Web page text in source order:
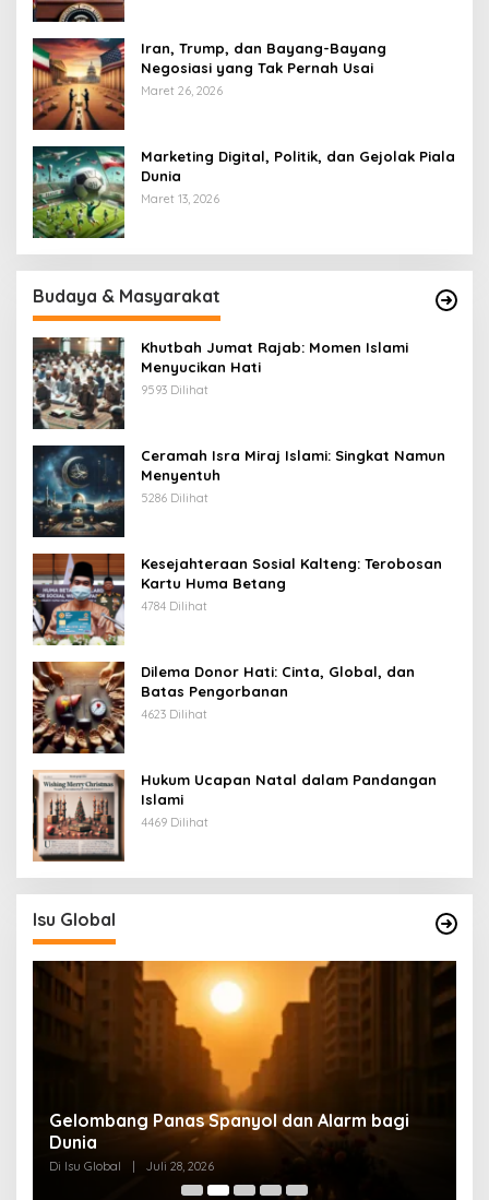
Iran, Trump, dan Bayang-Bayang
Negosiasi yang Tak Pernah Usai
Maret 26, 2026
Marketing Digital, Politik, dan Gejolak Piala
Dunia
Maret 13, 2026
Budaya & Masyarakat
Khutbah Jumat Rajab: Momen Islami
Menyucikan Hati
9593 Dilihat
Ceramah Isra Miraj Islami: Singkat Namun
Menyentuh
5286 Dilihat
Kesejahteraan Sosial Kalteng: Terobosan
Kartu Huma Betang
4784 Dilihat
Dilema Donor Hati: Cinta, Global, dan
Batas Pengorbanan
4623 Dilihat
Hukum Ucapan Natal dalam Pandangan
Islami
4469 Dilihat
Isu Global
Gelombang Panas Spanyol dan Alarm bagi
Dunia
Di Isu Global Juli 28, 2026